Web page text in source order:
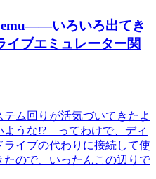
いろいろ出てき
イブエミュレーター関
ム回りが活気づいてきたよ
ような!? ってわけで、ディ
イブの代わりに接続して使
ので、いったんこの辺りで